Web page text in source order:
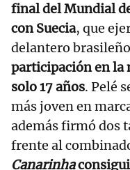
final del Mundial
con Suecia, que
delantero brasileño
participación en la
solo 17 años. Pelé
más joven en
además firmó dos
frente al
Canarinha